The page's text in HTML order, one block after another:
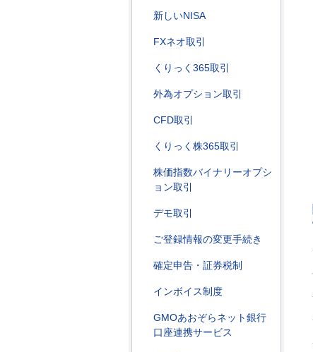
新しいNISA
FXネオ取引
くりっく365取引
外為オプション取引
CFD取引
くりっく株365取引
株価指数バイナリーオプシ
ョン取引
デモ取引
ご登録情報の変更手続き
確定申告・証券税制
インボイス制度
GMOあおぞらネット銀行
口座連携サービス